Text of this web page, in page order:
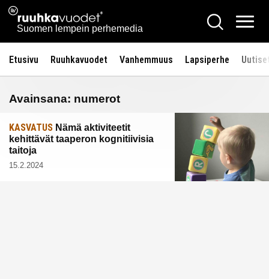
Siirry
sisältöön
Ruuhkavuodet.fi
Suomen lempein perhemedia
Hae
Etusivu Ruuhkavuodet Vanhemmuus Lapsiperhe
Avainsana: numerot
KASVATUS Nämä aktiviteetit
kehittävät taaperon kognitiivisia
taitoja
15.2.2024